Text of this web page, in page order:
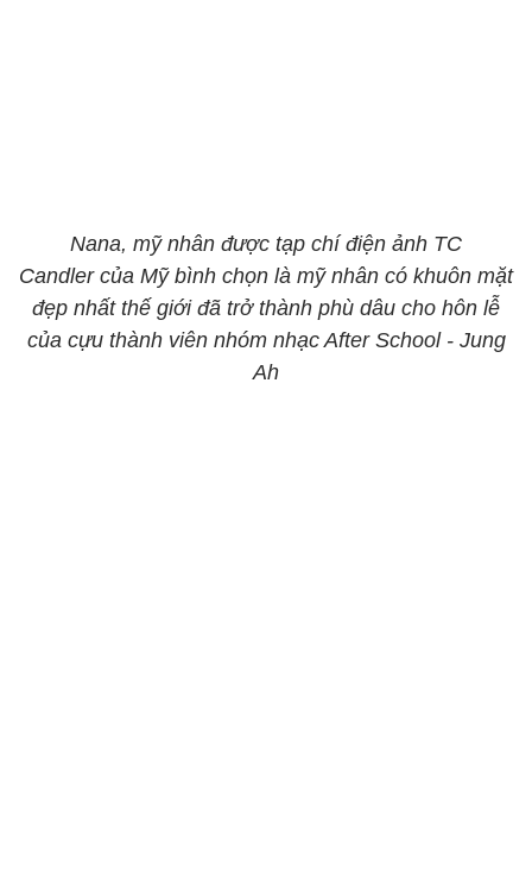
Nana, mỹ nhân được tạp chí điện ảnh TC
Candler của Mỹ bình chọn là mỹ nhân có khuôn mặt
đẹp nhất thế giới đã trở thành phù dâu cho hôn lễ
của cựu thành viên nhóm nhạc After School - Jung
Ah